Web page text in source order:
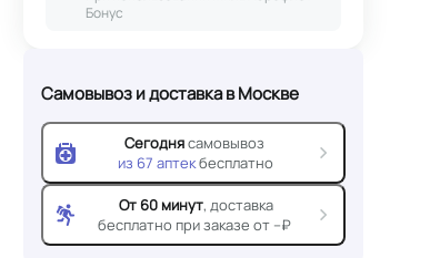
Бонус
Самовывоз и доставкав Москве
Сегоднясамовывоз
из 67 аптекбесплатно
От 60 минут, доставка
бесплатно при заказе от --₽